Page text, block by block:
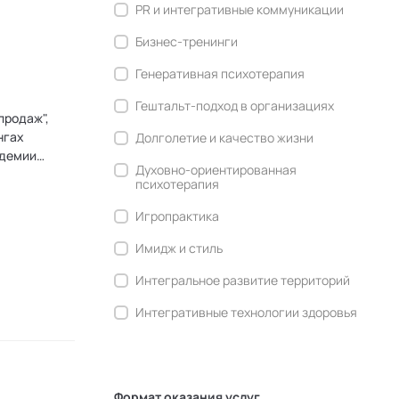
PR и интегративные коммуникации
Бизнес-тренинги
Генеративная психотерапия
Гештальт-подход в организациях
Долголетие и качество жизни
Духовно-ориентированная
психотерапия
Игропрактика
Имидж и стиль
Интегральное развитие территорий
Интегративные технологии здоровья
антропология